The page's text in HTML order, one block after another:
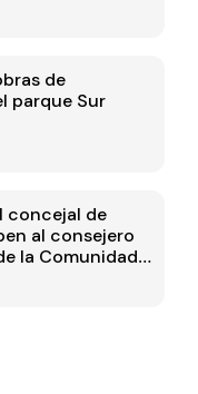
de
parque Sur
concejal de
al consejero
la Comunidad